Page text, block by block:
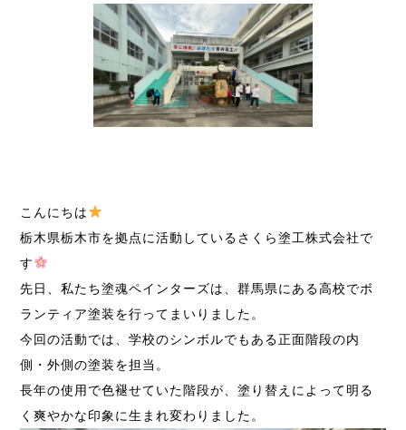
こんにちは
栃木県栃木市を拠点に活動しているさくら塗工株式会社で
す
先日、私たち塗魂ペインターズは、群馬県にある高校でボ
ランティア塗装を行ってまいりました。
今回の活動では、学校のシンボルでもある正面階段の内
側・外側の塗装を担当。
長年の使用で色褪せていた階段が、塗り替えによって明る
く爽やかな印象に生まれ変わりました。